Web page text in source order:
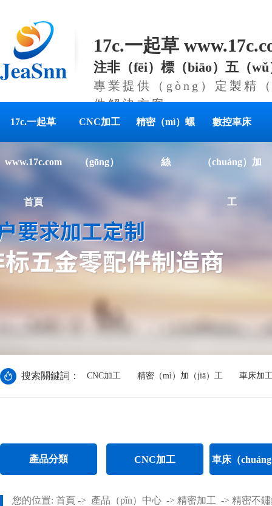
17c.一起草
注非（fēi）標（biāo）五（
專業提供（gòng）定製精
件解決方案
17c.一起草
www.17c.com
首頁
CNC加工
（gōng）
精密（mì）螺
絲
數控車床
（chuáng）加
工
搜索關鍵詞： CNC加工 精密（mì）加（jiā）工 車床加
產品分類 CNC加工 車床（chuáng）加
您的位置: 首頁 -> 產品（pǐn）中心 -> 精密加工 -> 精密不